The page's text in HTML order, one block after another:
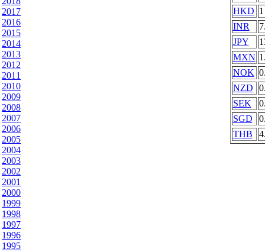
2017
2016
2015
2014
2013
2012
2011
2010
2009
2008
2007
2006
2005
2004
2003
2002
2001
2000
1999
1998
1997
1996
1995
HKD 1
INR
JPY
MXN
NOK
NZD
SEK
SGD
THB